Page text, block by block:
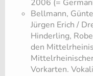
2006 (=
​Bellmann,
Jürgen Erich /
Hinderling,
den
Vorkarten.